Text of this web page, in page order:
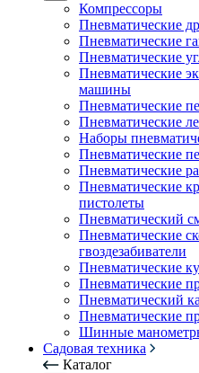
Компрессоры
Пневматические
Пневматические
Пневматические
Пневматические
машины
Пневматические
Пневматические
Наборы
Пневматические
Пневматические
Пневматические
пистолеты
Пневматический
Пневматические
гвоздезабиватели
Пневматические
Пневматические
Пневматический
Пневматические
Шинные
Садовая техника
Каталог